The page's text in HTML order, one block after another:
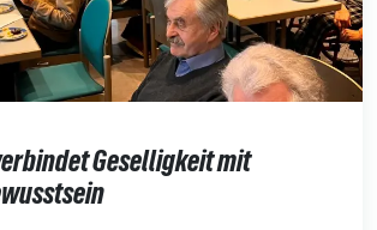
Geselligkeit mit